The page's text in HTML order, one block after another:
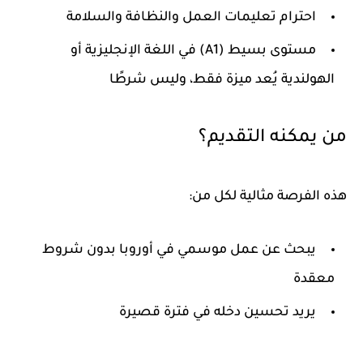
احترام تعليمات العمل والنظافة والسلامة
مستوى بسيط (A1) في اللغة الإنجليزية أو
الهولندية يُعد ميزة فقط، وليس شرطًا
من يمكنه التقديم؟
هذه الفرصة مثالية لكل من:
يبحث عن عمل موسمي في أوروبا بدون شروط
معقدة
يريد تحسين دخله في فترة قصيرة